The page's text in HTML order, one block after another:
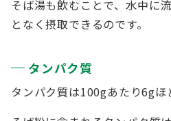
そば湯も飲むことで、水中に
となく摂取できるのです。
タンパク質
タンパク質は100gあたり6gほ